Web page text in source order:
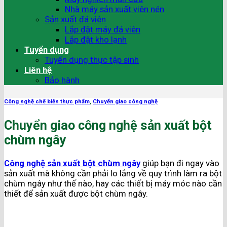
Nhà máy sản xuất viên nén
Sản xuất đá viên
Lắp đặt máy đá viên
Lắp đặt kho lạnh
Tuyển dụng
Tuyển dụng thực tập sinh
Liên hệ
Bảo hành
Công nghệ chế biến thực phẩm, Chuyển giao công nghệ
Chuyển giao công nghệ sản xuất bột
chùm ngây
Công nghệ sản xuất bột chùm ngâygiúp bạn đi ngay vào
sản xuất mà không cần phải lo lắng về quy trình làm ra bột
chùm ngây như thế nào, hay các thiết bị máy móc nào cần
thiết để sản xuất được bột chùm ngây.